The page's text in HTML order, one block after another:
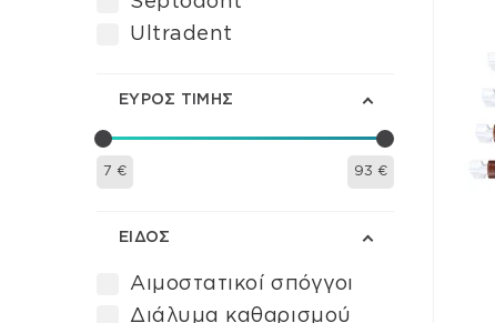
Ultradent
ΕΎΡΟΣ ΤΙΜΉΣ
7 € 93 €
ΕΊΔΟΣ
Αιμοστατικοί σπόγγοι
Διάλυμα καθαρισμού